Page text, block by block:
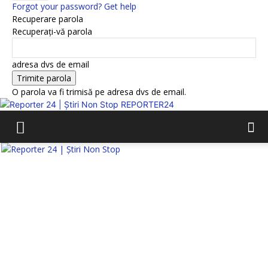
Forgot your password? Get help
Recuperare parola
Recuperați-vă parola
adresa dvs de email
O parola va fi trimisă pe adresa dvs de email.
REPORTER24